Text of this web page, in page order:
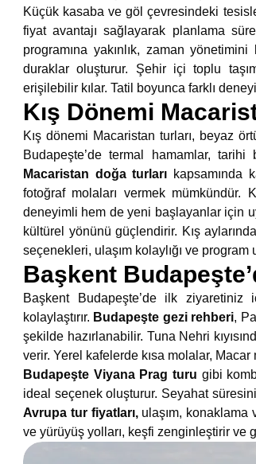
Küçük kasaba ve göl çevresindeki
fiyat avantajı sağlayarak planlama
programına yakınlık, zaman
duraklar oluşturur. Şehir içi toplu
erişilebilir kılar. Tatil boyunca farklı
Kış Dönemi
Kış dönemi Macaristan turları, beyaz
Budapeşte’de termal hamamlar,
Macaristan doğa turları kapsamında
fotoğraf molaları vermek mümkündür.
deneyimli hem de yeni başlayanlar için
kültürel yönünü güçlendirir. Kış
seçenekleri, ulaşım kolaylığı ve
Başkent
Başkent Budapeşte’de ilk
kolaylaştırır. Budapeşte gezi rehberi,
şekilde hazırlanabilir. Tuna Nehri
verir. Yerel kafelerde kısa molalar,
Budapeşte Viyana Prag turu gibi
ideal seçenek oluşturur. Seyahat
Avrupa tur fiyatları, ulaşım, konaklama
ve yürüyüş yolları, keşfi zenginleştirir ve